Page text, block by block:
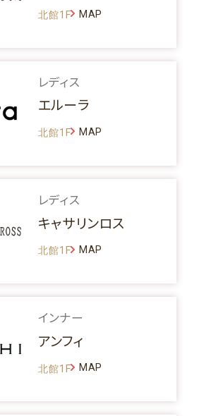
北館1F MAP
レディス
エルーラ
北館1F MAP
レディス
キャサリンロス
北館1F MAP
インナー
アンフィ
北館1F MAP